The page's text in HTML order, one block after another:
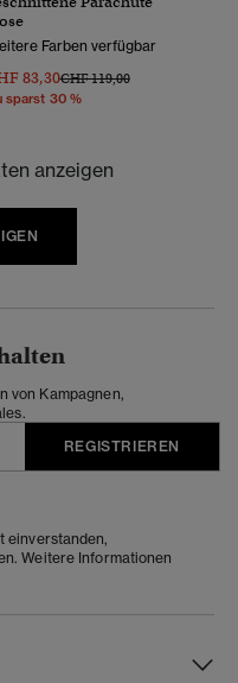
Farben verfügbar
83,30Preis wurde reduziert von
CHF 119,00bis
sparst 30 %
anzeigen
von Kampagnen,
REGISTRIEREN
einverstanden,
Weitere Informationen